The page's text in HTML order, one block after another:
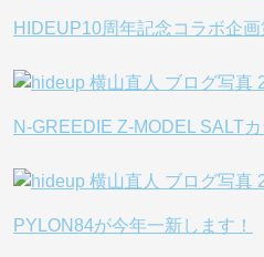
HIDEUP10周年記念コラボ企
N-GREEDIE Z-MODEL SALTカ
PYLON84が今年一新します！